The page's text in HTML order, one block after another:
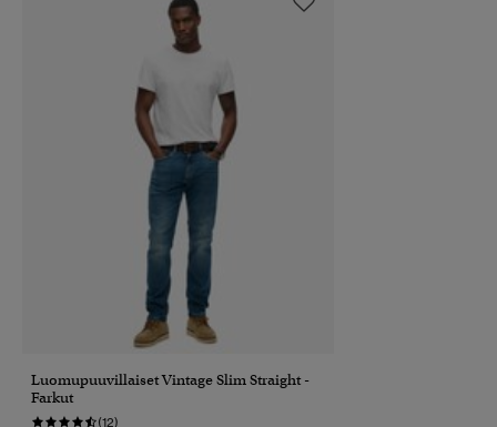
Luomupuuvillaiset Vintage Slim Straight -
Farkut
(12)